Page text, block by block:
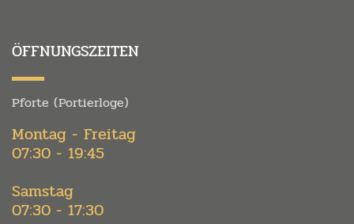
ÖFFNUNGSZEITEN
Pforte (Portierloge)
Montag - Freitag
07:30 - 19:45
Samstag
07:30 - 17:30